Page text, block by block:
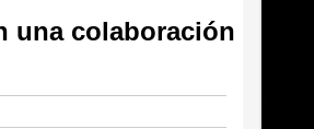
una colaboración